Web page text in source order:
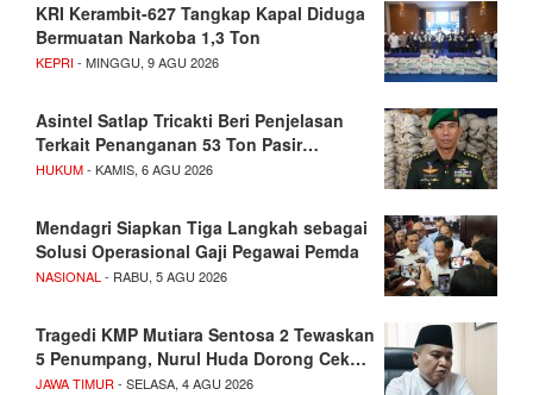
KRI Kerambit-627 Tangkap Kapal Diduga
Bermuatan Narkoba 1,3 Ton
KEPRI- MINGGU, 9 AGU 2026
Asintel Satlap Tricakti Beri Penjelasan
Terkait Penanganan 53 Ton Pasir…
HUKUM- KAMIS, 6 AGU 2026
Mendagri Siapkan Tiga Langkah sebagai
Solusi Operasional Gaji Pegawai Pemda
NASIONAL - RABU, 5 AGU 2026
Tragedi KMP Mutiara Sentosa 2 Tewaskan
5 Penumpang, Nurul Huda Dorong Cek…
JAWA TIMUR - SELASA, 4 AGU 2026